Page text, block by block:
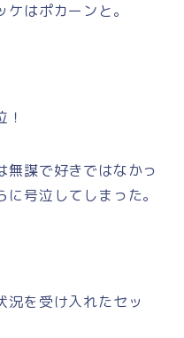
はポカーンと。
無謀で好きではなかっ
号泣してしまった。
況を受け入れたセッ